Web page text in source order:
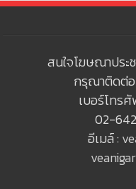
สนใจโฆษณาปร
กรุณาติดต่
เบอร์โทร
02-
อีเมล์ :